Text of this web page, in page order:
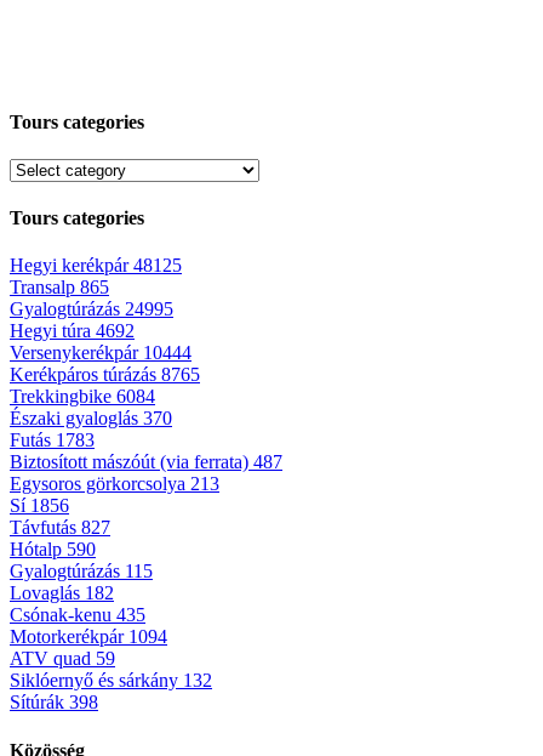
Tours categories
Tours categories
Hegyi kerékpár48125
Transalp 865
Gyalogtúrázás 24995
Hegyi túra 4692
Versenykerékpár 10444
Kerékpáros túrázás 8765
Trekkingbike 6084
Északi gyaloglás 370
Futás 1783
Biztosított mászóút (via ferrata) 487
Egysoros görkorcsolya 213
Sí 1856
Távfutás 827
Hótalp 590
Gyalogtúrázás 115
Lovaglás 182
Csónak-kenu 435
Motorkerékpár 1094
ATV quad 59
Siklóernyő és sárkány 132
Sítúrák 398
Közösség